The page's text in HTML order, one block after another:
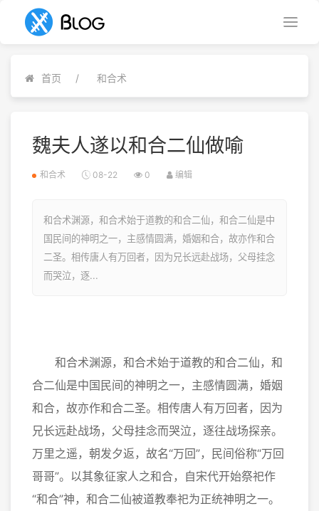
首页 和合术
魏夫人遂以和合二仙做喻
和合术 08-22 0 编辑
和合术渊源，和合术始于道教的和合二仙，和合二仙是中
国民间的神明之一，主感情圆满，婚姻和合，故亦作和合
二圣。相传唐人有万回者，因为兄长远赴战场，父母挂念
而哭泣，逐...
和合术渊源，和合术始于道教的和合二仙，和
合二仙是中国民间的神明之一，主感情圆满，婚姻
和合，故亦作和合二圣。相传唐人有万回者，因为
兄长远赴战场，父母挂念而哭泣，逐往战场探亲。
万里之遥，朝发夕返，故名“万回”，民间俗称“万回
哥哥”。以其象征家人之和合，自宋代开始祭祀作
“和合”神，和合二仙被道教奉祀为正统神明之一。